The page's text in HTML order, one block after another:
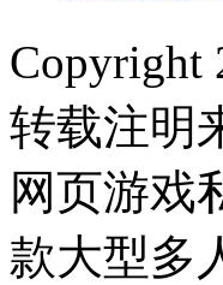
Copyright
转载注明
网页游戏
款大型多